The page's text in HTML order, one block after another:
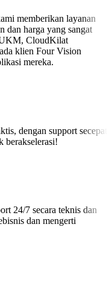
memberikan layanan
dan harga yang sangat
UKM, CloudKilat
klien Four Vision
mereka.
dengan support secepat
berakselerasi!
24/7 secara teknis dan
dan mengerti